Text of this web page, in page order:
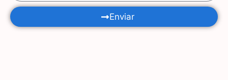
Enviar